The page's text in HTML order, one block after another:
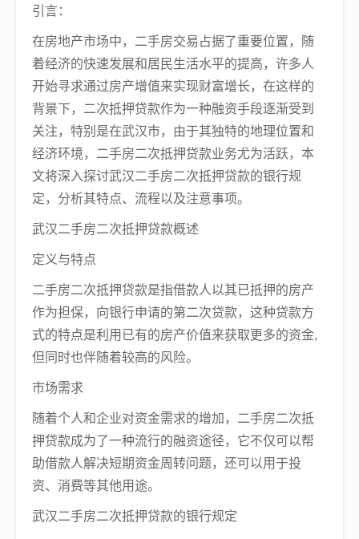
引言：
在房地产市场中，二手房交易占据了重要位置，随
着经济的快速发展和居民生活水平的提高，许多人
开始寻求通过房产增值来实现财富增长，在这样的
背景下，二次抵押贷款作为一种融资手段逐渐受到
关注，特别是在武汉市，由于其独特的地理位置和
经济环境，二手房二次抵押贷款业务尤为活跃，本
文将深入探讨武汉二手房二次抵押贷款的银行规
定，分析其特点、流程以及注意事项。
武汉二手房二次抵押贷款概述
定义与特点
二手房二次抵押贷款是指借款人以其已抵押的房产
作为担保，向银行申请的第二次贷款，这种贷款方
式的特点是利用已有的房产价值来获取更多的资金,
但同时也伴随着较高的风险。
市场需求
随着个人和企业对资金需求的增加，二手房二次抵
押贷款成为了一种流行的融资途径，它不仅可以帮
助借款人解决短期资金周转问题，还可以用于投
资、消费等其他用途。
武汉二手房二次抵押贷款的银行规定